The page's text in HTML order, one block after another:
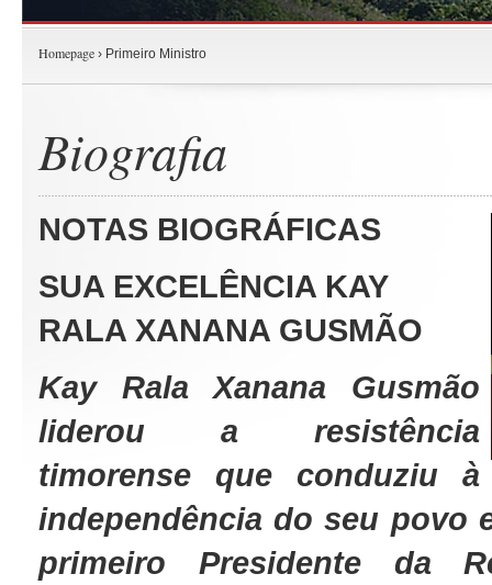
Homepage › Primeiro Ministro
Biografia
NOTAS BIOGRÁFICAS
SUA EXCELÊNCIA KAY
RALA XANANA GUSMÃO
Kay Rala Xanana Gusmão
liderou a resistência
timorense que conduziu à
independência do seu povo
primeiro Presidente da